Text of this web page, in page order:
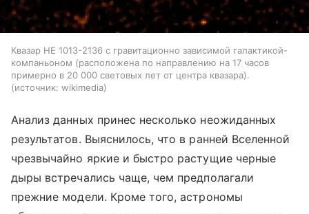
Квазар HE 1013-2136 с гравитационно зависимой галактикой-
компаньоном (расположена по направлению на 17 часов
примерно в 20 000 световых лет от центра квазара).
источник: wikimedia
Анализ данных принес несколько неожиданных
результатов. Выяснилось, что в ранней Вселенной
чрезвычайно яркие и быстро растущие черные
дыры встречались чаще, чем предполагали
прежние модели. Кроме того, астрономы